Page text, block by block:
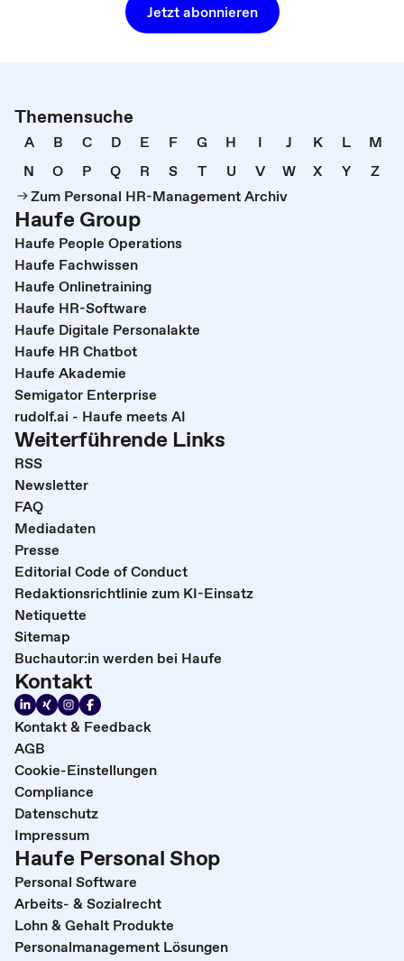
Jetzt abonnieren
Themensuche
A B C D E F G H I J K L
M
N
O P Q R S T U V W X Y
Z
Zum Personal HR-Management Archiv
Haufe Group
Haufe People Operations
Haufe Fachwissen
Haufe Onlinetraining
Haufe HR-Software
Haufe Digitale Personalakte
Haufe HR Chatbot
Haufe Akademie
Semigator Enterprise
rudolf.ai - Haufe meets AI
Weiterführende Links
RSS
Newsletter
FAQ
Mediadaten
Presse
Editorial Code of Conduct
Redaktionsrichtlinie zum KI-Einsatz
Netiquette
Sitemap
Buchautor:in werden bei Haufe
Kontakt
Kontakt & Feedback
AGB
Cookie-Einstellungen
Compliance
Datenschutz
Impressum
Haufe Personal Shop
Personal Software
Arbeits- & Sozialrecht
Lohn & Gehalt Produkte
Personalmanagement Lösungen